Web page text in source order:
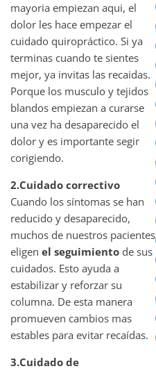
mayoria empiezan aqui, el
dolor les hace empezar el
cuidado quiropráctico. Si ya
terminas cuando te sientes
mejor, ya invitas las recaidas.
Porque los musculo y tejidos
blandos empiezan a curarse
una vez ha desaparecido el
dolor y es importante segir
corigiendo.
2.Cuidado correctivo
Cuando los síntomas se han
reducido y desaparecido,
muchos de nuestros pacientes
eligen el seguimiento de sus
cuidados. Esto ayuda a
estabilizar y reforzar su
columna. De esta manera
promueven cambios mas
estables para evitar recaídas.
3.Cuidado de